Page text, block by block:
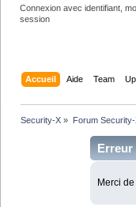
Connexion avec identifiant,
session
Accueil Aide Team
Security-X » Forum Security-
Erreur
Merci